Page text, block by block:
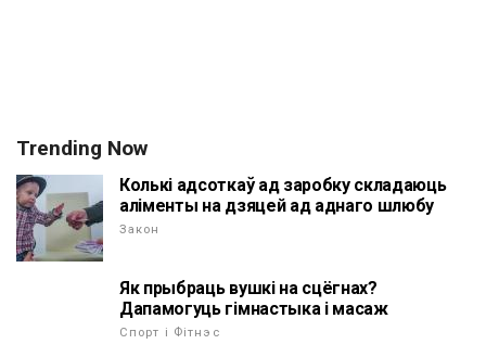
Trending Now
Колькі адсоткаў ад заробку складаюць
аліменты на дзяцей ад аднаго шлюбу
Закон
Як прыбраць вушкі на сцёгнах?
Дапамогуць гімнастыка і масаж
Спорт і Фітнэс